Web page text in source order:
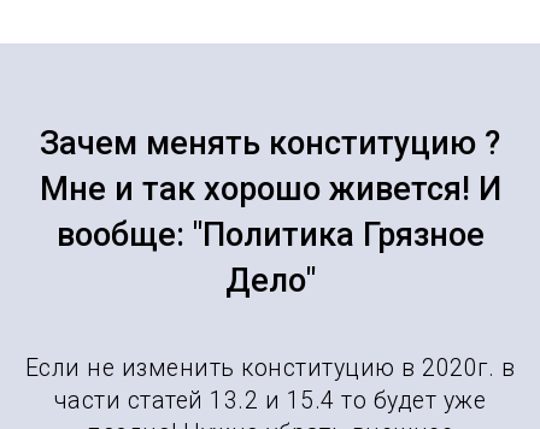
Зачем менять конституцию ?
Мне и так хорошо живется! И
вообще: "Политика Грязное
Дело"
Если не изменить конституцию в 2020г. в
части статей 13.2 и 15.4 то будет уже